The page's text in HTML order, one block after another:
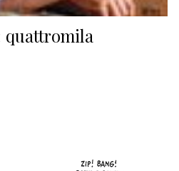
quattromila